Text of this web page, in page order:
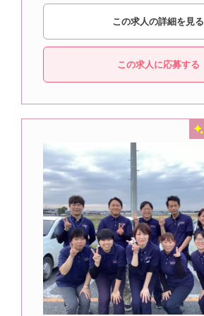
この求人の詳細を見る
この求人に応募する